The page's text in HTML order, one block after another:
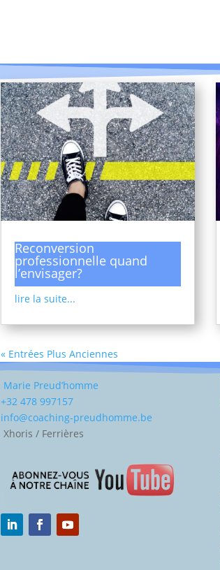
Reconversion
professionnelle quand
l’envisager?
lire la suite...
« Entrées Plus Anciennes
Marie Preud’homme
+32 478 997157
info@coaching-preudhomme.be
Xhoris / Ferrières